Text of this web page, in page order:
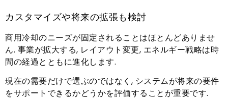
カスタマイズや将来の拡張も検討
商用冷却のニーズが固定されることはほとんどありませ
ん. 事業が拡大する, レイアウト変更, エネルギー戦略は時
間の経過とともに進化します.
現在の需要だけで選ぶのではなく, システムが将来の要件
をサポートできるかどうかを評価することが重要です.